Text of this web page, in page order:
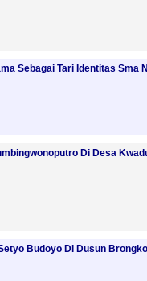
Sebagai Tari Identitas Sma
Di Desa
Budoyo Di Dusun